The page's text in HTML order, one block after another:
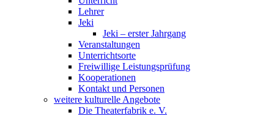
Lehrer
Jeki
Jeki – erster Jahrgang
Veranstaltungen
Unterrichtsorte
Freiwillige Leistungsprüfung
Kooperationen
Kontakt und Personen
weitere kulturelle Angebote
Die Theaterfabrik e. V.